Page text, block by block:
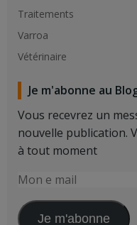
Traitements
Varroa
Vétérinaire
Je m'abonne au
Vous recevrez un
nouvelle publication.
à tout moment
Mon
mail Je m'abonne